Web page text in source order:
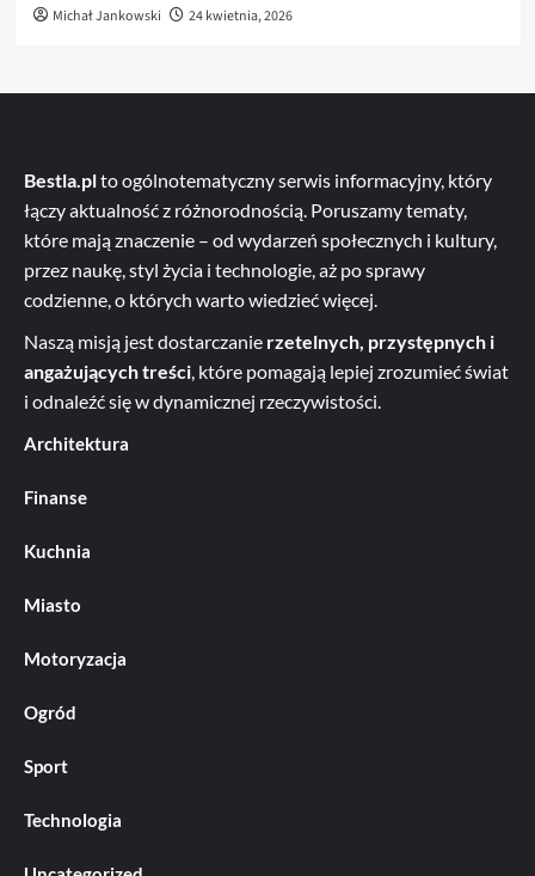
Michał Jankowski 24 kwietnia, 2026
Bestla.plto ogólnotematyczny serwis informacyjny, który
łączy aktualność z różnorodnością. Poruszamy tematy,
które mają znaczenie – od wydarzeń społecznych i kultury,
przez naukę, styl życia i technologie, aż po sprawy
codzienne, o których warto wiedzieć więcej.
Naszą misją jest dostarczanie rzetelnych, przystępnych i
angażujących treści, które pomagają lepiej zrozumieć świat
i odnaleźć się w dynamicznej rzeczywistości.
Architektura
Finanse
Kuchnia
Miasto
Motoryzacja
Ogród
Sport
Technologia